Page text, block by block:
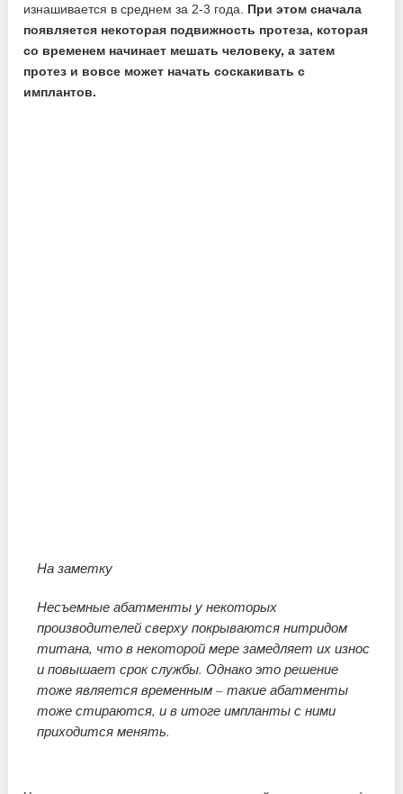
изнашивается в среднем за 2-3 года. При этом сначала
появляется некоторая подвижность протеза, которая
со временем начинает мешать человеку, а затем
протез и вовсе может начать соскакивать с
имплантов.
На заметку
Несъемные абатменты у некоторых
производителей сверху покрываются нитридом
титана, что в некоторой мере замедляет их износ
и повышает срок службы. Однако это решение
тоже является временным – такие абатменты
тоже стираются, и в итоге импланты с ними
приходится менять.